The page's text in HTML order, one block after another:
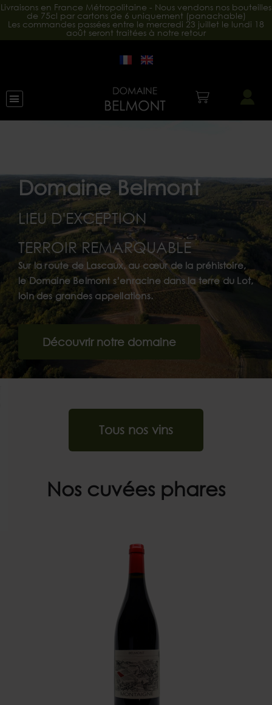
Livraisons en France Métropolitaine - Nous vendons nos bouteilles
de 75cl par cartons de 6 uniquement (panachable)
Les commandes passées entre le mercredi 23 juillet le lundi 18
août seront traitées à notre retour
Domaine Belmont
LIEU D'EXCEPTION
TERROIR REMARQUABLE
Sur la route de Lascaux, au cœur de la préhistoire,
le Domaine Belmont s’enracine dans la terre du Lot,
loin des grandes appellations.
Découvrir notre domaine
Tous nos vins
Nos cuvées phares